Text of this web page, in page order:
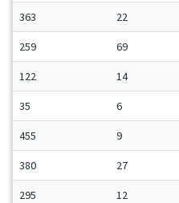
363 22
259 69
122 14
35 6
455 9
380 27
295 12